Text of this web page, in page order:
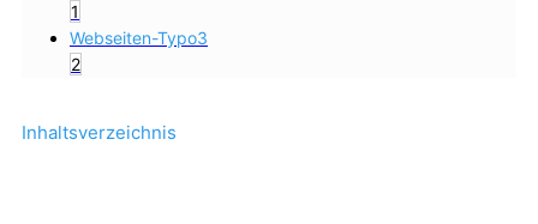
Inhaltsverzeichnis
1
Webseiten-Typo3
2